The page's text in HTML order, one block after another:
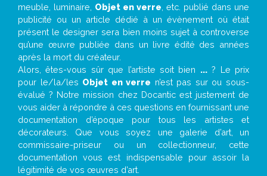
meuble, luminaire, Objet en verre , etc. publié dans une
publicité ou un article dédié à un évènement où était
présent le designer sera bien moins sujet à controverse
qu’une œuvre publiée dans un livre édité des années
après la mort du créateur.
Alors, êtes-vous sûr que l’artiste soit bien ...? Le prix
pour le/la/les Objet en verre n’est pas sur ou sous-
évalué ? Notre mission chez Docantic est justement de
vous aider à répondre à ces questions en fournissant une
documentation d’époque pour tous les artistes et
décorateurs. Que vous soyez une galerie d’art, un
commissaire-priseur ou un collectionneur, cette
documentation vous est indispensable pour assoir la
légitimité de vos œuvres d’art.